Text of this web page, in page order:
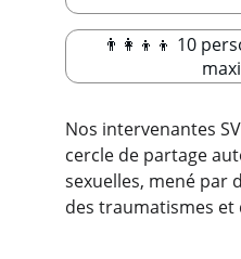
Nos intervenantes
cercle de partage
sexuelles, mené par
des traumatismes et
👨‍👩‍👦‍👦 10